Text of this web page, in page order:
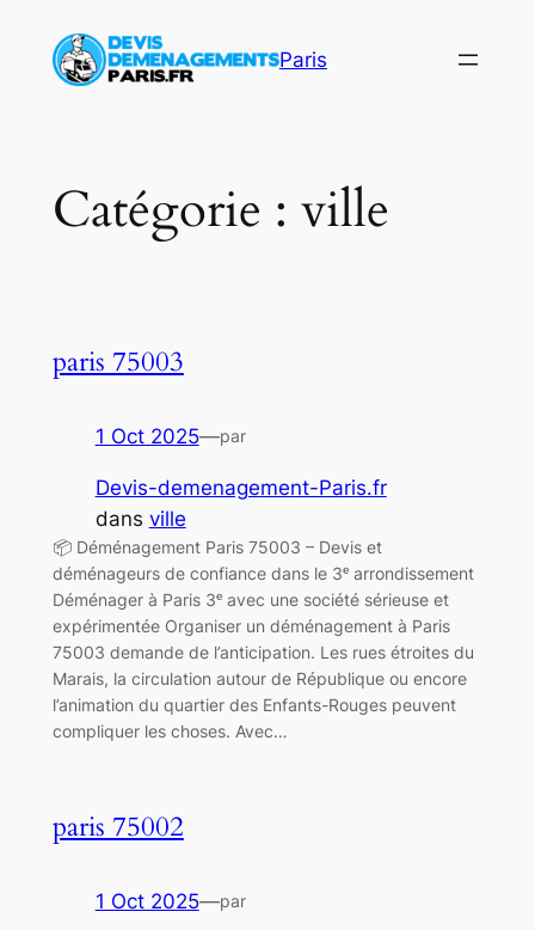
contenu
Paris
Catégorie : ville
paris 75003
1 Oct 2025—par
Devis-demenagement-Paris.fr
dans ville
📦 Déménagement Paris 75003 – Devis et
déménageurs de confiance dans le 3ᵉ arrondissement
Déménager à Paris 3ᵉ avec une société sérieuse et
expérimentée Organiser un déménagement à Paris
75003 demande de l’anticipation. Les rues étroites du
Marais, la circulation autour de République ou encore
l’animation du quartier des Enfants-Rouges peuvent
compliquer les choses. Avec…
paris 75002
1 Oct 2025—par